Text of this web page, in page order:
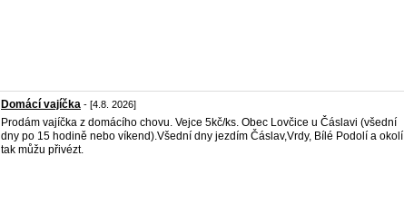
Domácí vajíčka - [4.8. 2026]
Prodám vajíčka z domácího chovu. Vejce 5kč/ks. Obec Lovčice u Čáslavi (všední
dny po 15 hodině nebo víkend).Všední dny jezdím Čáslav,Vrdy, Bílé Podolí a okolí
tak můžu přivézt.